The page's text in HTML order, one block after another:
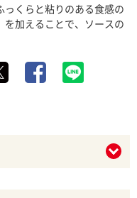
っくらと粘りのある食感の
を加えることで、ソースの